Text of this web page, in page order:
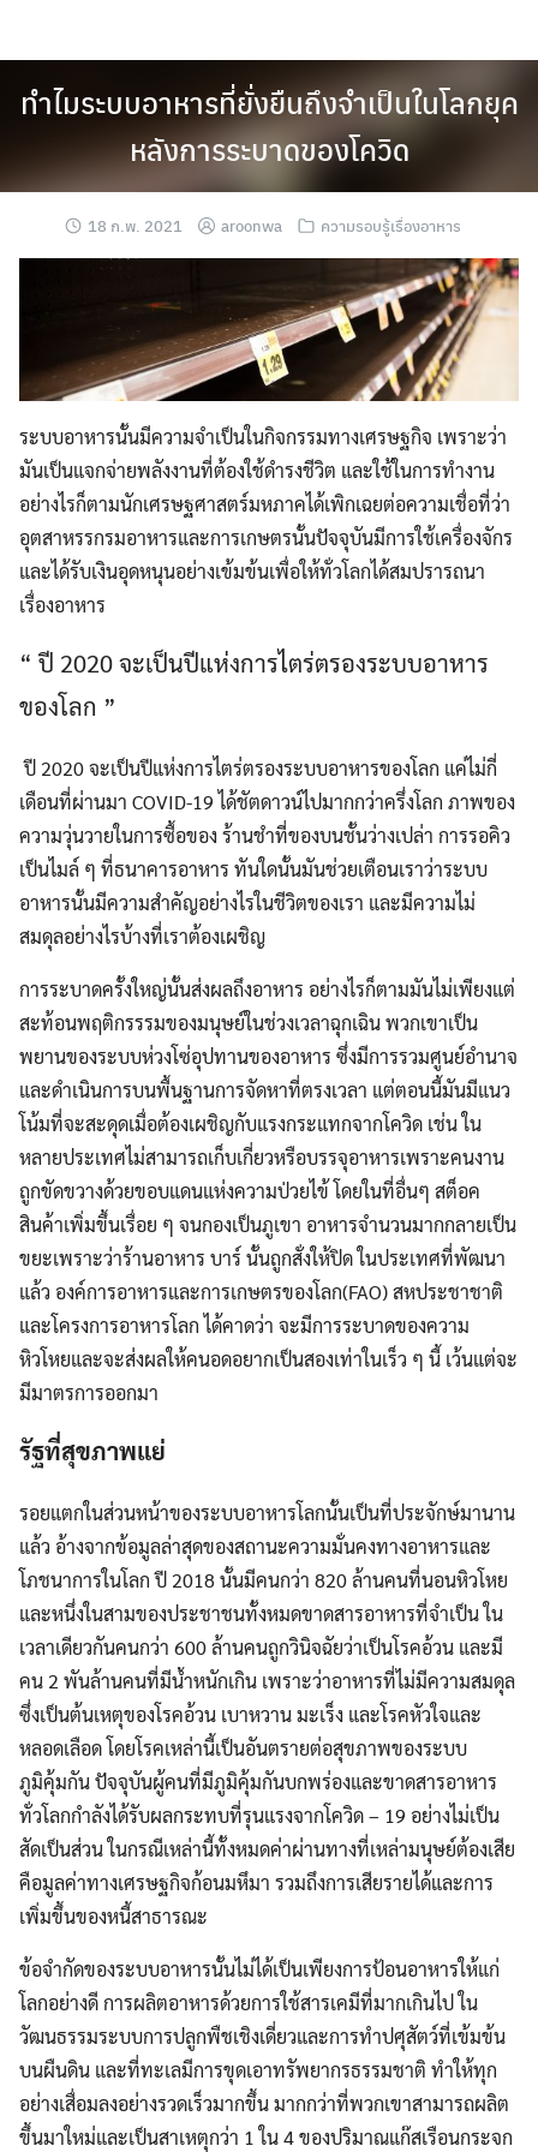
ทำไมระบบอาหารที่ยั่งยืนถึงจำเป็นในโลกยุค
หลังการระบาดของโควิด
18 ก.พ. 2021 aroonwa ความรอบรู้เรื่องอาหาร
ระบบอาหารนั้นมีความจำเป็นในกิจกรรมทางเศรษฐกิจ เพราะว่า
มันเป็นแจกจ่ายพลังงานที่ต้องใช้ดำรงชีวิต และใช้ในการทำงาน
อย่างไรก็ตามนักเศรษฐศาสตร์มหภาคได้เพิกเฉยต่อความเชื่อที่ว่า
อุตสาหรรกรมอาหารและการเกษตรนั้นปัจจุบันมีการใช้เครื่องจักร
และได้รับเงินอุดหนุนอย่างเข้มข้นเพื่อให้ทั่วโลกได้สมปรารถนา
เรื่องอาหาร
“ ปี 2020 จะเป็นปีแห่งการไตร่ตรองระบบอาหาร
ของโลก ”
ปี 2020 จะเป็นปีแห่งการไตร่ตรองระบบอาหารของโลก แค่ไม่กี่
เดือนที่ผ่านมา COVID-19 ได้ชัตดาวน์ไปมากกว่าครึ่งโลก ภาพของ
ความวุ่นวายในการซื้อของ ร้านชำที่ของบนชั้นว่างเปล่า การรอคิว
เป็นไมล์ ๆ ที่ธนาคารอาหาร ทันใดนั้นมันช่วยเตือนเราว่าระบบ
อาหารนั้นมีความสำคัญอย่างไรในชีวิตของเรา และมีความไม่
สมดุลอย่างไรบ้างที่เราต้องเผชิญ
การระบาดครั้งใหญ่นั้นส่งผลถึงอาหาร อย่างไรก็ตามมันไม่เพียงแต่
สะท้อนพฤติกรรรมของมนุษย์ในช่วงเวลาฉุกเฉิน พวกเขาเป็น
พยานของระบบห่วงโซ่อุปทานของอาหาร ซึ่งมีการรวมศูนย์อำนาจ
และดำเนินการบนพื้นฐานการจัดหาที่ตรงเวลา แต่ตอนนี้มันมีแนว
โน้มที่จะสะดุดเมื่อต้องเผชิญกับแรงกระแทกจากโควิด เช่น ใน
หลายประเทศไม่สามารถเก็บเกี่ยวหรือบรรจุอาหารเพราะคนงาน
ถูกขัดขวางด้วยขอบแดนแห่งความป่วยไข้ โดยในที่อื่นๆ สต็อค
สินค้าเพิ่มขึ้นเรื่อย ๆ จนกองเป็นภูเขา อาหารจำนวนมากกลายเป็น
ขยะเพราะว่าร้านอาหาร บาร์ นั้นถูกสั่งให้ปิด ในประเทศที่พัฒนา
แล้ว องค์การอาหารและการเกษตรของโลก(FAO) สหประชาชาติ
และโครงการอาหารโลก ได้คาดว่า จะมีการระบาดของความ
หิวโหยและจะส่งผลให้คนอดอยากเป็นสองเท่าในเร็ว ๆ นี้ เว้นแต่จะ
มีมาตรการออกมา
รัฐที่สุขภาพแย่
รอยแตกในส่วนหน้าของระบบอาหารโลกนั้นเป็นที่ประจักษ์มานาน
แล้ว อ้างจากข้อมูลล่าสุดของสถานะความมั่นคงทางอาหารและ
โภชนาการในโลก ปี 2018 นั้นมีคนกว่า 820 ล้านคนที่นอนหิวโหย
และหนึ่งในสามของประชาชนทั้งหมดขาดสารอาหารที่จำเป็น ใน
เวลาเดียวกันคนกว่า 600 ล้านคนถูกวินิจฉัยว่าเป็นโรคอ้วน และมี
คน 2 พันล้านคนที่มีน้ำหนักเกิน เพราะว่าอาหารที่ไม่มีความสมดุล
ซึ่งเป็นต้นเหตุของโรคอ้วน เบาหวาน มะเร็ง และโรคหัวใจและ
หลอดเลือด โดยโรคเหล่านี้เป็นอันตรายต่อสุขภาพของระบบ
ภูมิคุ้มกัน ปัจจุบันผู้คนที่มีภูมิคุ้มกันบกพร่องและขาดสารอาหาร
ทั่วโลกกำลังได้รับผลกระทบที่รุนแรงจากโควิด – 19 อย่างไม่เป็น
สัดเป็นส่วน ในกรณีเหล่านี้ทั้งหมดค่าผ่านทางที่เหล่ามนุษย์ต้องเสีย
คือมูลค่าทางเศรษฐกิจก้อนมหึมา รวมถึงการเสียรายได้และการ
เพิ่มขึ้นของหนี้สาธารณะ
ข้อจำกัดของระบบอาหารนั้นไม่ได้เป็นเพียงการป้อนอาหารให้แก่
โลกอย่างดี การผลิตอาหารด้วยการใช้สารเคมีที่มากเกินไป ใน
วัฒนธรรมระบบการปลูกพืชเชิงเดี่ยวและการทำปศุสัตว์ที่เข้มข้น
บนผืนดิน และที่ทะเลมีการขุดเอาทรัพยากรธรรมชาติ ทำให้ทุก
อย่างเสื่อมลงอย่างรวดเร็วมากขึ้น มากกว่าที่พวกเขาสามารถผลิต
ขึ้นมาใหม่และเป็นสาเหตุกว่า 1 ใน 4 ของปริมาณแก๊สเรือนกระจก